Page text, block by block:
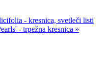
- kresnica, svetleči listi
- trpežna kresnica »